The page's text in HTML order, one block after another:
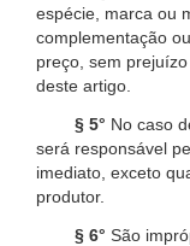
espécie, marca ou
complementação
preço, sem
deste artigo.
§ 5° No caso
será responsável
imediato, exceto
produtor.
§ 6° São